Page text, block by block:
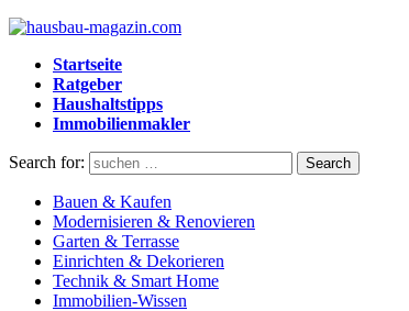
Startseite
Ratgeber
Haushaltstipps
Immobilienmakler
Search for: Search
Bauen & Kaufen
Modernisieren & Renovieren
Garten & Terrasse
Einrichten & Dekorieren
Technik & Smart Home
Immobilien-Wissen